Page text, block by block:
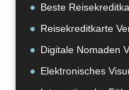
Beste
Reisekreditkarte
Digitale Nomaden
Elektronisches